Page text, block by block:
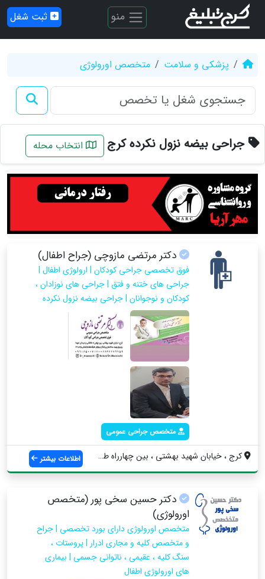
منو ثبت شغل
پزشکی و سلامت متخصص اورولوژی
جراحی بیضه نزول نکرده کرج انتخاب محله
دکتر مرتضی مازوچی (جراح اطفال)
فوق تخصصی جراحی کودکان | ارولوژی اطفال |
جراحی های ختنه و فتق | جراحی های نوزادان ،
کودکان و نوجوانان | جراحی بیضه نزول نکرده
متخصص جراحی عمومی
کرج ، خیابان شهید بهشتی ، بین چهارراه طا... اطلاعات بیشتر
دکتر حسین سخی پور (متخصص
اورولوژی)
متخصص اورولوژی دارای بورد تخصصی | جراح
و متخصص کلیه و مجاری ادرار | پروستات ،
سنگ کلیه ، عقیمی ، ناتوانی جسمی | بیماری
های اورولوژی اطفال